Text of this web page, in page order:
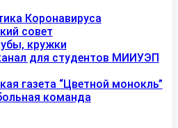
Коронавируса
совет
кружки
для студентов МИИУЭП
газета “Цветной монокль”
команда